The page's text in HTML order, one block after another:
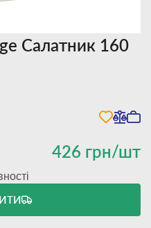
Салатник 160
426 грн/шт